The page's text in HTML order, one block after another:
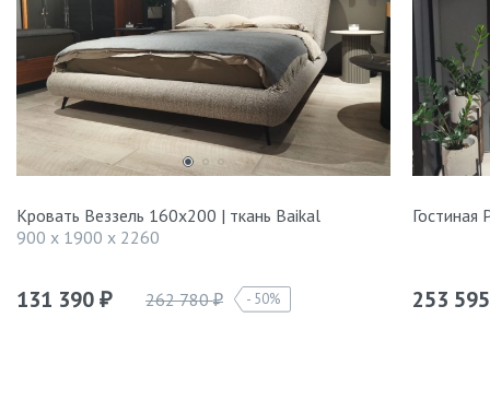
Кровать Веззель 160х200 | ткань Baikal
900 x 1900 x 2260
131 390 ₽ 262 780₽ 50% 253